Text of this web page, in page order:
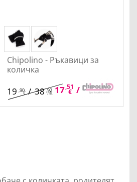
Chipolino - Ръкавици за
количка
19 ,90€/38 ,92
лв. 17,51
€ / 34,25
лв.